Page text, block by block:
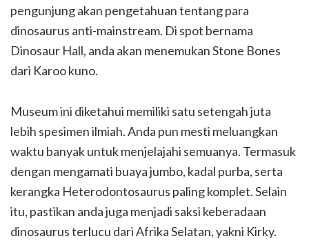
pengunjung akan pengetahuan tentang para
dinosaurus anti-mainstream. Di spot bernama
Dinosaur Hall, anda akan menemukan Stone Bones
dari Karoo kuno.
Museum ini diketahui memiliki satu setengah juta
lebih spesimen ilmiah. Anda pun mesti meluangkan
waktu banyak untuk menjelajahi semuanya. Termasuk
dengan mengamati buaya jumbo, kadal purba, serta
kerangka Heterodontosaurus paling komplet. Selain
itu, pastikan anda juga menjadi saksi keberadaan
dinosaurus terlucu dari Afrika Selatan, yakni Kirky.